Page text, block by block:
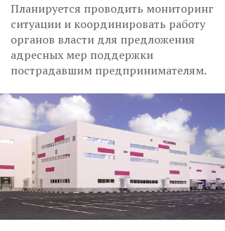
Планируется проводить мониторинг
ситуации и координировать работу
органов власти для предложения
адресных мер поддержки
пострадавшим предпринимателям.